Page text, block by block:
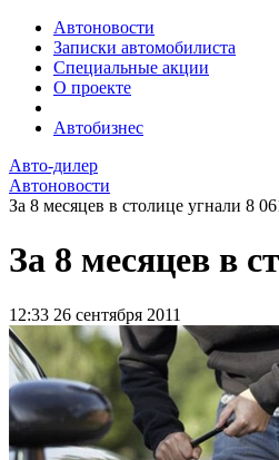
Автоновости
Записки автомобилиста
Специальные акции
О проекте
Автобизнес
Авто-дилер
Автоновости
За 8 месяцев в столице угнали 8
За 8 месяцев в
12:33 26 сентября 2011